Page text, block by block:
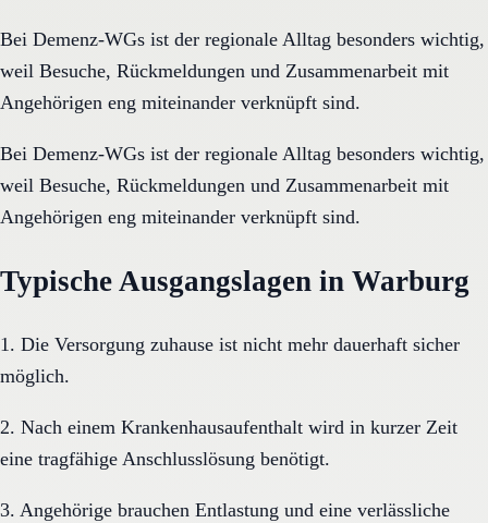
Bei Demenz-WGs ist der regionale Alltag besonders wichtig,
weil Besuche, Rückmeldungen und Zusammenarbeit mit
Angehörigen eng miteinander verknüpft sind.
Bei Demenz-WGs ist der regionale Alltag besonders wichtig,
weil Besuche, Rückmeldungen und Zusammenarbeit mit
Angehörigen eng miteinander verknüpft sind.
Typische Ausgangslagen in Warburg
1. Die Versorgung zuhause ist nicht mehr dauerhaft sicher
möglich.
2. Nach einem Krankenhausaufenthalt wird in kurzer Zeit
eine tragfähige Anschlusslösung benötigt.
3. Angehörige brauchen Entlastung und eine verlässliche